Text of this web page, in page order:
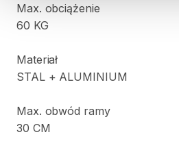
Max. obciążenie
60 KG
Materiał
STAL + ALUMINIUM
Max. obwód ramy
30 CM